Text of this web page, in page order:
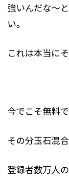
強いんだな～
い。
これは本当にそ
今でこそ無料
その分玉石混合
登録者数万人